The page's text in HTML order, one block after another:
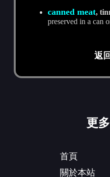
canned meat,
preserved in a can
返
更
首頁
關於本站